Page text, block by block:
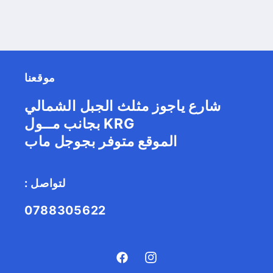
موقعنا
شارع ياجوز مثلث الجبل الشمالي
بجانب مــول KRG
الموقع متوفر بجوجل ماب
: لتواصل
0788305622
FacebookInstagram